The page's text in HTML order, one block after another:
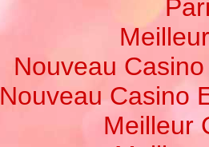
Nouveau
Nouveau Casino
Meilleur